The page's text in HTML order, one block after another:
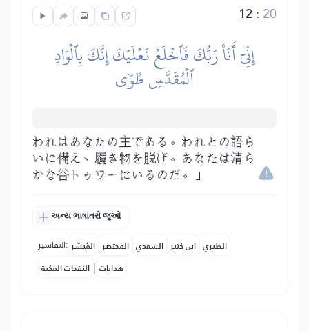
12 : 20
إِنِّيٓ أَنَا۠ رَبُّكَ فَٱخۡلَعۡ نَعۡلَيۡكَ إِنَّكَ بِٱلۡوَادِ
ٱلۡمُقَدَّسِ طُوٗى
われはあなたの主である。われとの語ら
いに備え、履き物を脱げ。あなたは清ら
かな谷トゥワーにいるのだ。」
અન્ય ભાષાંતરો જુઓ
التفاسير: المُيسَّر المختصر السعدي ابن كثير الطبري
النفحات المكية | هدايات